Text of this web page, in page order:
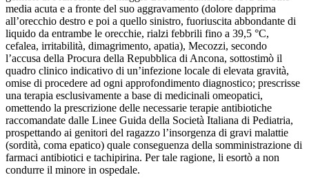
media acuta e a fronte del suo aggravamento (dolore dapprima
all’orecchio destro e poi a quello sinistro, fuoriuscita abbondante di
liquido da entrambe le orecchie, rialzi febbrili fino a 39,5 °C,
cefalea, irritabilità, dimagrimento, apatia), Mecozzi, secondo
l’accusa della Procura della Repubblica di Ancona, sottostimò il
quadro clinico indicativo di un’infezione locale di elevata gravità,
omise di procedere ad ogni approfondimento diagnostico; prescrisse
una terapia esclusivamente a base di medicinali omeopatici,
omettendo la prescrizione delle necessarie terapie antibiotiche
raccomandate dalle Linee Guida della Società Italiana di Pediatria,
prospettando ai genitori del ragazzo l’insorgenza di gravi malattie
(sordità, coma epatico) quale conseguenza della somministrazione di
farmaci antibiotici e tachipirina. Per tale ragione, li esortò a non
condurre il minore in ospedale.